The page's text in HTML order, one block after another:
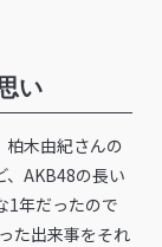
い
柏木由紀さんの
、AKB48の長い
1年だったので
た出来事をそれ